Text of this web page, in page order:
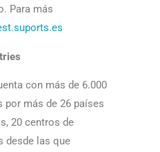
Para más
con más de 6.000
por más de 26 países
20 centros de
desde las que